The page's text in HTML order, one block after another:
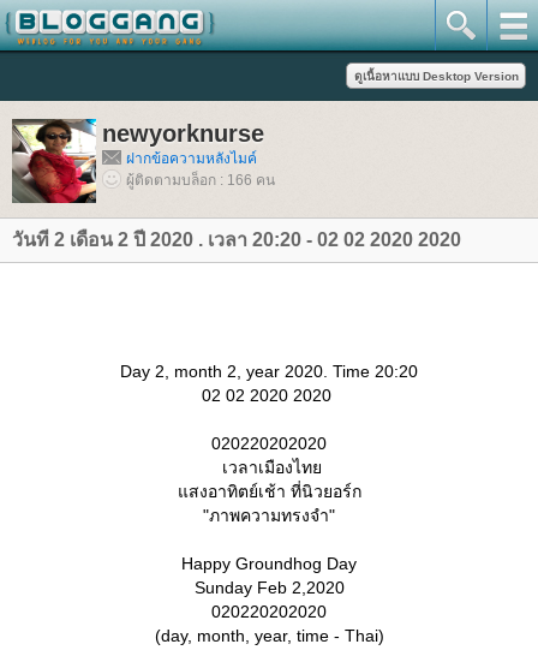
newyorknurse
ฝากข้อความหลังไมค์
ผู้ติดตามบล็อก : 166 คน
วันที 2 เดือน 2 ปี 2020 . เวลา 20:20 - 02 02 2020 2020
Day 2, month 2, year 2020. Time 20:20
02 02 2020 2020
020220202020
เวลาเมืองไท
สงอาทิตย์เช้า ที่นิวยอร์ก
"ภาพความทรงจำ"
Happy Groundhog Day
Sunday Feb 2,2020
020220202020
(day, month, year, time - Thai)